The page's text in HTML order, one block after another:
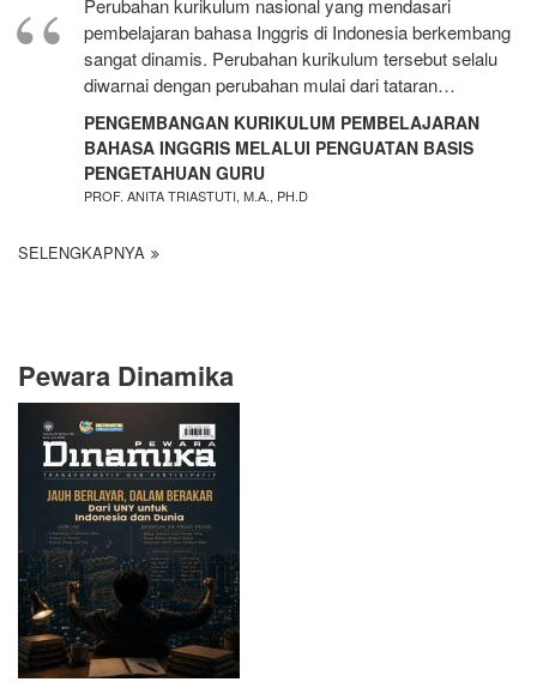
Perubahan kurikulum nasional yang mendasari
pembelajaran bahasa Inggris di Indonesia berkembang
sangat dinamis. Perubahan kurikulum tersebut selalu
diwarnai dengan perubahan mulai dari tataran…
PENGEMBANGAN KURIKULUM PEMBELAJARAN
BAHASA INGGRIS MELALUI PENGUATAN BASIS
PENGETAHUAN GURU
PROF. ANITA TRIASTUTI, M.A., PH.D
SELENGKAPNYA
Pewara Dinamika